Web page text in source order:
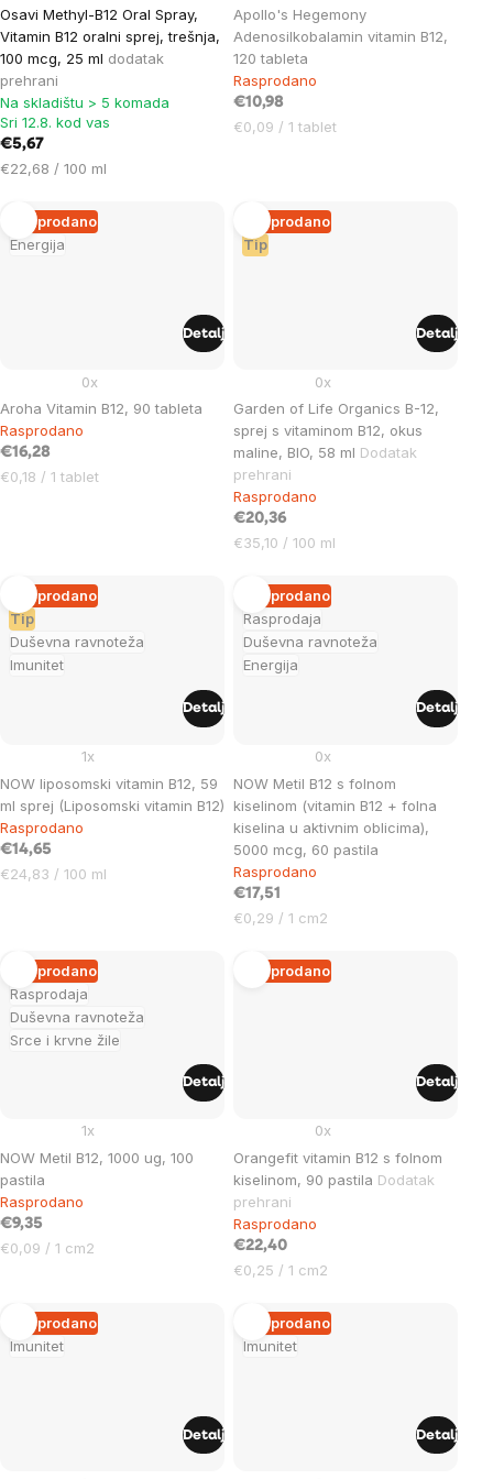
Osavi Methyl-B12 Oral Spray,
Vitamin B12 oralni sprej, trešnja,
100 mcg, 25 ml dodatak
prehrani
Na skladištu > 5 komada
Sri 12.8. kod vas
€5,67
Cijena
€22,68 / 100 ml
Apollo's Hegemony
Adenosilkobalamin vitamin B12,
120 tableta
Rasprodano
€10,98
Cijena
€0,09 / 1 tablet
Energija
Rasprodano
Aroha Vitamin B12, 90 tableta
0x
Rasprodano
€16,28
Cijena
€0,18 / 1 tablet
Detalj
Tip
Rasprodano
Garden of Life Organics B-12,
sprej s vitaminom B12, okus
maline, BIO, 58 ml Dodatak
prehrani
0x
Rasprodano
€20,36
Cijena
€35,10 / 100 ml
Detalj
Tip
Duševna ravnoteža
Imunitet
Rasprodano
NOW liposomski vitamin B12, 59
ml sprej (Liposomski vitamin B12)
1x
Rasprodano
€14,65
Cijena
€24,83 / 100 ml
Detalj
Rasprodaja
Duševna ravnoteža
Energija
Rasprodano
NOW Metil B12 s folnom
kiselinom (vitamin B12 + folna
kiselina u aktivnim oblicima),
5000 mcg, 60 pastila
0x
Rasprodano
€17,51
Cijena
€0,29 / 1 cm2
Detalj
Rasprodaja
Duševna ravnoteža
Srce i krvne žile
Rasprodano
NOW Metil B12, 1000 ug, 100
pastila
1x
Rasprodano
€9,35
Cijena
€0,09 / 1 cm2
Detalj
Rasprodano
Orangefit vitamin B12 s folnom
kiselinom, 90 pastila Dodatak
prehrani
0x
Rasprodano
€22,40
Cijena
€0,25 / 1 cm2
Detalj
Imunitet
Rasprodano
Detalj
Imunitet
Rasprodano
Detalj